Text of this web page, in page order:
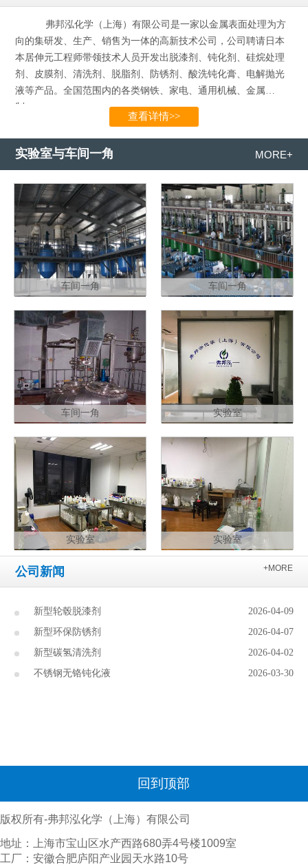
弗邦泓化学（上海）有限公司是一家以金属表面处理为方
向的集研发、生产、销售为一体的高新技术公司，公司聘请日本
本居伸元工程师带领技术人员开发出脱漆剂、钝化剂、硅烷处理
剂、皮膜剂、清洗剂、脱脂剂、防锈剂、酸洗钝化膏、电解抛光
液等产品。全国范围内的各类钢铁、家电、通用机械、金属
制…...
查看详情>>
实验室与车间一角 MORE+
车间一角 车间一角
车间一角 实验室
实验室 实验室
+MORE
公司新闻
2026-04-09
新型轮毂脱漆剂
2026-04-07
新型环保防锈剂
2026-04-02
新型碳氢清洗剂
2026-03-30
不锈钢无铬钝化液
回到顶部
版权所有-弗邦泓化学（上海）有限公司
地址：上海市宝山区水产西路680弄4号楼1009室
工厂：安徽合肥庐阳产业园天水路10号